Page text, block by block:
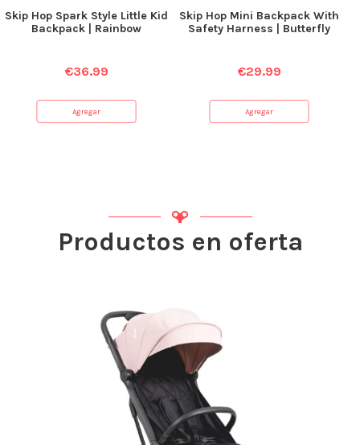
Skip Hop Spark Style Little Kid
Backpack | Rainbow
€36.99
Agregar
Skip Hop Mini Backpack With
Safety Harness | Butterfly
€29.99
Agregar
Productos en oferta